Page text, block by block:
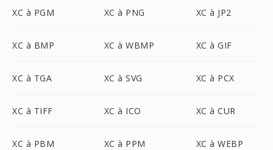
XC à PGM XC à PNG XC à JP2
XC à BMP XC à WBMP XC à GIF
XC à TGA XC à SVG XC à PCX
XC à TIFF XC à ICO XC à CUR
XC à PBM XC à PPM XC à WEBP